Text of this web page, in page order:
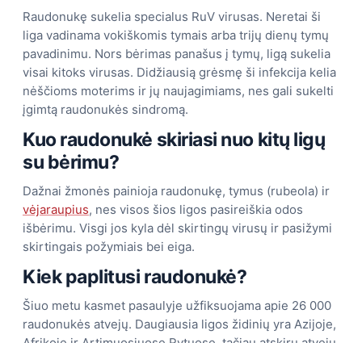
Raudonukę sukelia specialus RuV virusas. Neretai ši
liga vadinama vokiškomis tymais arba trijų dienų tymų
pavadinimu. Nors bėrimas panašus į tymų, ligą sukelia
visai kitoks virusas. Didžiausią grėsmę ši infekcija kelia
nėščioms moterims ir jų naujagimiams, nes gali sukelti
įgimtą raudonukės sindromą.
Kuo raudonukė skiriasi nuo kitų ligų
su bėrimu?
Dažnai žmonės painioja raudonukę, tymus (rubeola) ir
vėjaraupius, nes visos šios ligos pasireiškia odos
išbėrimu. Visgi jos kyla dėl skirtingų virusų ir pasižymi
skirtingais požymiais bei eiga.
Kiek paplitusi raudonukė?
Šiuo metu kasmet pasaulyje užfiksuojama apie 26 000
raudonukės atvejų. Daugiausia ligos židinių yra Azijoje,